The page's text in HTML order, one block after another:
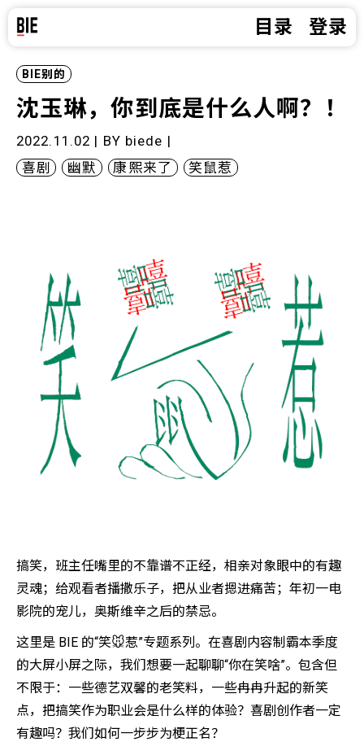
目录 登录
BIE别的
沈玉琳，你到底是什么人啊？！
2022.11.02 | BY biede |
喜剧
幽默 康熙来了 笑鼠惹
搞笑，班主任嘴里的不靠谱不正经，相亲对象眼中的有趣
灵魂；给观看者播撒乐子，把从业者摁进痛苦；年初一电
影院的宠儿，奥斯维辛之后的禁忌。
这里是 BIE 的“笑🐭惹”专题系列。在喜剧内容制霸本季度
的大屏小屏之际，我们想要一起聊聊“你在笑啥”。包含但
不限于：一些德艺双馨的老笑料，一些冉冉升起的新笑
点，把搞笑作为职业会是什么样的体验？喜剧创作者一定
有趣吗？我们如何一步步为梗正名？